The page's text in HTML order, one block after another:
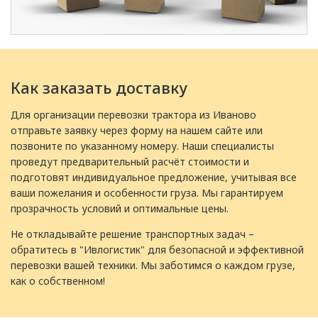
Как заказать доставку
Для организации перевозки трактора из Иваново
отправьте заявку через форму на нашем сайте или
позвоните по указанному номеру. Наши специалисты
проведут предварительный расчёт стоимости и
подготовят индивидуальное предложение, учитывая все
ваши пожелания и особенности груза. Мы гарантируем
прозрачность условий и оптимальные цены.
Не откладывайте решение транспортных задач –
обратитесь в "Ивлогистик" для безопасной и эффективной
перевозки вашей техники. Мы заботимся о каждом грузе,
как о собственном!